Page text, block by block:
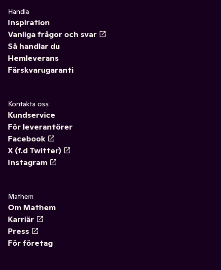
Handla
Inspiration
Vanliga frågor och svar
Så handlar du
Hemleverans
Färskvarugaranti
Kontakta oss
Kundservice
För leverantörer
Facebook
X (f.d Twitter)
Instagram
Mathem
Om Mathem
Karriär
Press
För företag